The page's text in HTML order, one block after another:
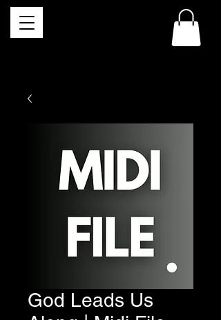
God Leads Us